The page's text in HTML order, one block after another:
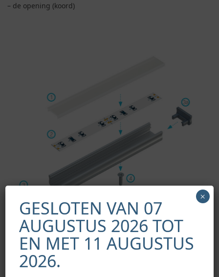
– de opening (koord)
Schema voor het monteren van de elementen van het
verlichtingssysteem met behulp van profiel A en (1) BASIC
lampenkap, (2) LED-strip, (3) kappen met gat, (3a) kappen
GESLOTEN VAN 07
AUGUSTUS 2026 TOT
EN MET 11 AUGUSTUS
2026.
×